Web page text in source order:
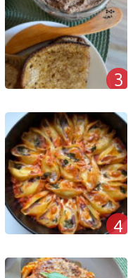
3
4